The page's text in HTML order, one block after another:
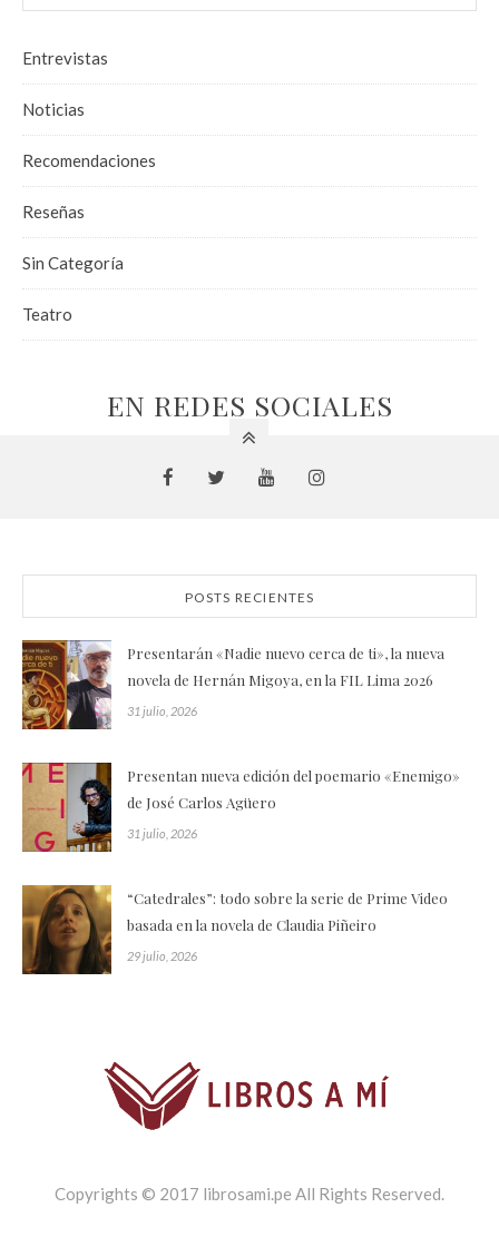
Entrevistas
Noticias
Recomendaciones
Reseñas
Sin Categoría
Teatro
EN REDES SOCIALES
POSTS RECIENTES
Presentarán «Nadie nuevo cerca de ti», la nueva
novela de Hernán Migoya, en la FIL Lima 2026
31 julio, 2026
Presentan nueva edición del poemario «Enemigo»
de José Carlos Agüero
31 julio, 2026
“Catedrales”: todo sobre la serie de Prime Video
basada en la novela de Claudia Piñeiro
29 julio, 2026
Copyrights © 2017 librosami.pe All Rights Reserved.